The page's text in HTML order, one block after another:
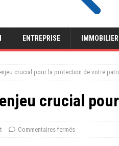
ENTREPRISE IMMOBILIER
crucial pour la protection de votre
crucial
Commentaires fermés